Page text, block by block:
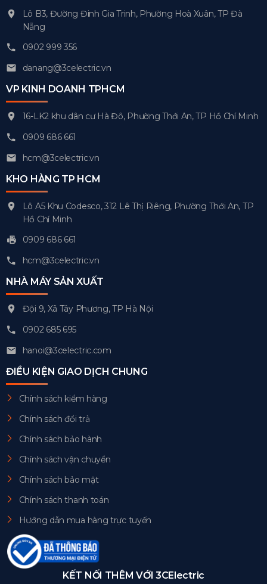
Lô B3, Đường Đinh Gia Trinh, Phường Hoà Xuân, TP Đà
Nẵng
0902 999 356
danang@3celectric.vn
VP KINH DOANH TPHCM
16-LK2 khu dân cư Hà Đô, Phường Thới An, TP Hồ Chí Minh
0909 686 661
hcm@3celectric.vn
KHO HÀNG TP HCM
Lô A5 Khu Codesco, 312 Lê Thị Riêng, Phường Thới An, TP
Hồ Chí Minh
0909 686 661
hcm@3celectric.vn
NHÀ MÁY SẢN XUẤT
Đội 9, Xã Tây Phương, TP Hà Nội
0902 685 695
hanoi@3celectric.com
ĐIỀU KIỆN GIAO DỊCH CHUNG
Chính sách kiểm hàng
Chính sách đổi trả
Chính sách bảo hành
Chính sách vận chuyển
Chính sách bảo mật
Chính sách thanh toán
Hướng dẫn mua hàng trực tuyến
KẾT NỐI THÊM VỚI 3CElectric